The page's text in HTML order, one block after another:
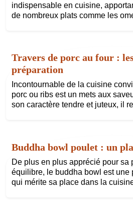
indispensable en cuisine,
de nombreux plats comme les
Travers de porc au four :
préparation
Incontournable de la cuisine
porc ou ribs est un mets aux
son caractère tendre et juteux, il
Buddha bowl poulet : un
De plus en plus apprécié pour sa
équilibre, le buddha bowl est une
qui mérite sa place dans la